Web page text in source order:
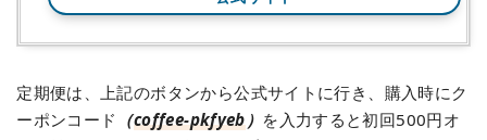
定期便は、上記のボタンから公式サイトに行き、購入時にク
ーポンコード （coffee-pkfyeb） を入力すると初回500円オ